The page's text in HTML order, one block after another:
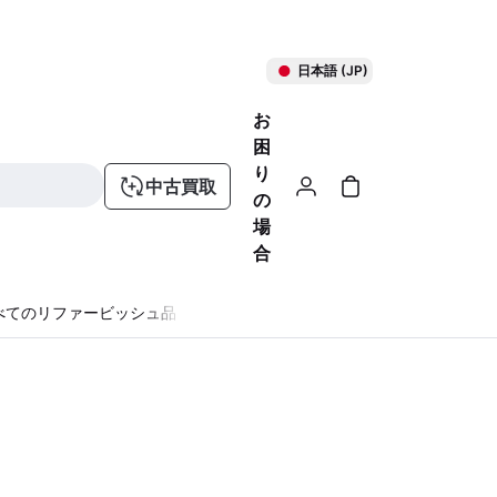
日本語 (JP)
中古買取
お
困
り
の
場
合
てのリファービッシュ品